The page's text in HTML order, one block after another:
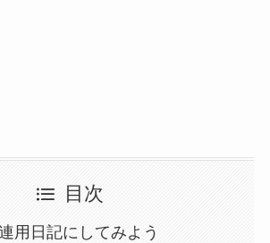
目次
用日記にしてみよう